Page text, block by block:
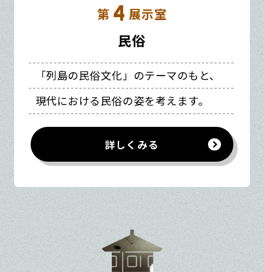
第 4 展示室
民俗
「列島の民俗文化」のテーマのもと、
現代における民俗の姿を考えます。
詳しくみる